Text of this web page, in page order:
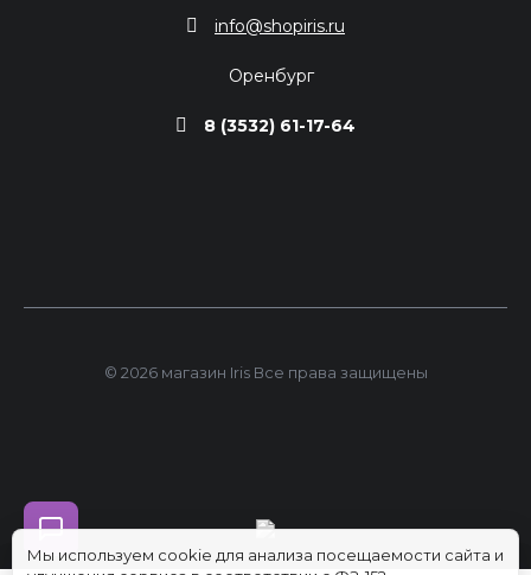
info@shopiris.ru
Оренбург
8 (3532) 61-17-64
© 2026 магазин Iris Все права защищены
Мы используем cookie для анализа посещаемости сайта и